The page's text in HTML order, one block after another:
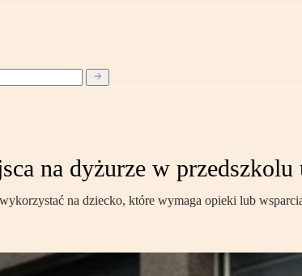
na dyżurze w
na dziecko, które wymaga opieki lub